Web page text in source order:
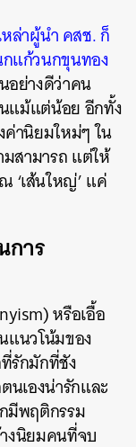
หล่าผู้นำ คสช. ก็
แก้วนกขุนทอง
อย่างดีว่าคน
นแม้แต่น้อย อีกทั้ง
ค่านิยมใหม่ๆ ใน
สามารถ แต่ให้
‘เส้นใหญ่’ แค่
การ
หรือเอื้อ
แนวโน้มของ
รักมักที่ชัง
นเองน่ารักและ
มีพฤติกรรม
างนิยมคนที่จบ